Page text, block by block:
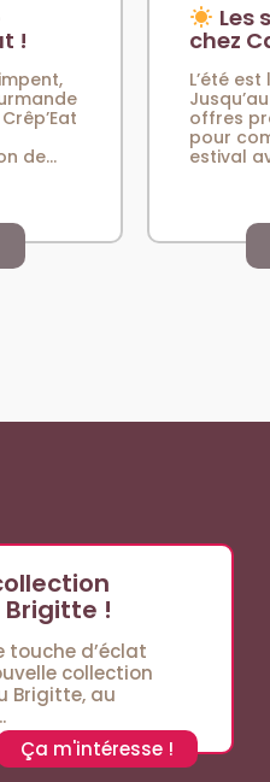
!
de...
Les
chez
L’été
offres
pour
estival
Brigitte !
touche d’éclat
collection
Brigitte, au
Ça m'intéresse !